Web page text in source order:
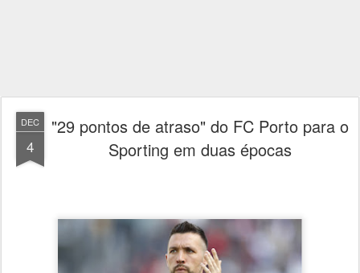
DEC
4
"29 pontos de atraso" do FC Porto para o
Sporting em duas épocas